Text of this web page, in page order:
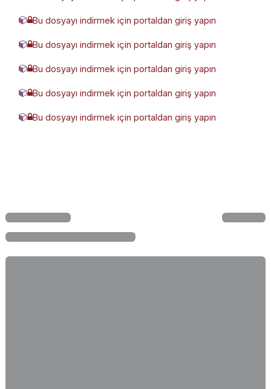
Bu dosyayı indirmek için portaldan giriş yapın
804688-WGPM25TF-350Z(0_0).rar
Bu dosyayı indirmek için portaldan giriş yapın
9204575-WGPM25TF-175Z(0_0).rar
Bu dosyayı indirmek için portaldan giriş yapın
9518357-WGPM25TF-125Z(0_0).rar
Bu dosyayı indirmek için portaldan giriş yapın
975563-WGPM25TF-100Z(0_0).rar
Bu dosyayı indirmek için portaldan giriş yapın
WGPpdf-1859509pdf-7946863.pdf